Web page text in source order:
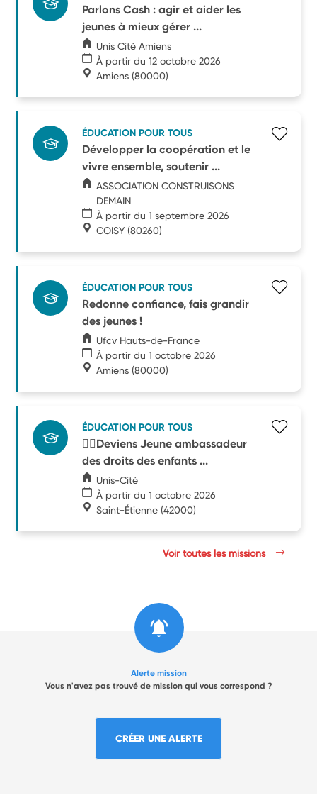
Parlons Cash : agir et aider les
jeunes à mieux gérer ...
Unis Cité Amiens
À partir du 12 octobre 2026
Amiens (80000)
ÉDUCATION POUR TOUS
Développer la coopération et le
vivre ensemble, soutenir ...
ASSOCIATION CONSTRUISONS
DEMAIN
À partir du 1 septembre 2026
COISY (80260)
ÉDUCATION POUR TOUS
Redonne confiance, fais grandir
des jeunes !
Ufcv Hauts-de-France
À partir du 1 octobre 2026
Amiens (80000)
ÉDUCATION POUR TOUS
🧑‍⚖️Deviens Jeune ambassadeur
des droits des enfants ...
Unis-Cité
À partir du 1 octobre 2026
Saint-Étienne (42000)
Voir toutes les missions
Alerte mission
Vous n'avez pas trouvé de mission qui vous correspond ?
CRÉER UNE ALERTE